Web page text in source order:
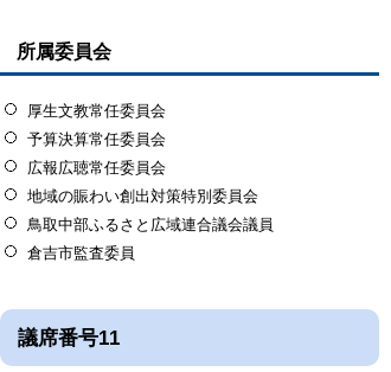
所属委員会
厚生文教常任委員会
予算決算常任委員会
広報広聴常任委員会
地域の賑わい創出対策特別委員会
鳥取中部ふるさと広域連合議会議員
倉吉市監査委員
議席番号11